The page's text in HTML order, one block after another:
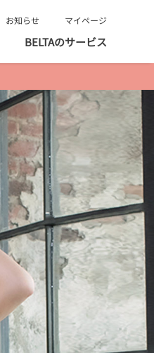
マイページ
お知らせ
BELTAのサービス